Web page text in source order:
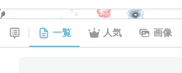
一覧 人気 画像